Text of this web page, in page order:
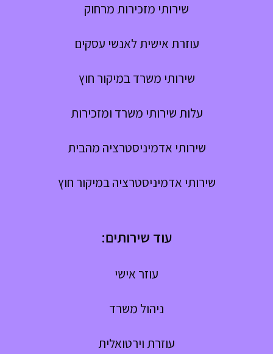
שירותי מזכירות מרחוק
עוזרת אישית לאנשי עסקים
שירותי משרד במיקור חוץ
עלות שירותי משרד ומזכירות
שירותי אדמיניסטרציה מהבית
שירותי אדמיניסטרציה במיקור חוץ
עוד שירותים:
עוזר אישי
ניהול משרד
עוזרת וירטואלית